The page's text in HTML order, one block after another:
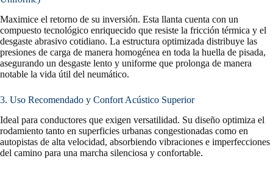
Maximice el retorno de su inversión. Esta llanta cuenta con un
compuesto tecnológico enriquecido que resiste la fricción térmica y el
desgaste abrasivo cotidiano. La estructura optimizada distribuye las
presiones de carga de manera homogénea en toda la huella de pisada,
asegurando un desgaste lento y uniforme que prolonga de manera
notable la vida útil del neumático.
3. Uso Recomendado y Confort Acústico Superior
Ideal para conductores que exigen versatilidad. Su diseño optimiza el
rodamiento tanto en superficies urbanas congestionadas como en
autopistas de alta velocidad, absorbiendo vibraciones e imperfecciones
del camino para una marcha silenciosa y confortable.